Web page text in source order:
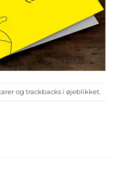
og trackbacks i øjeblikket.